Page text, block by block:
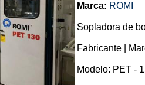
Marca: ROMI
Sopladora de
Fabricante |
Modelo: PET -